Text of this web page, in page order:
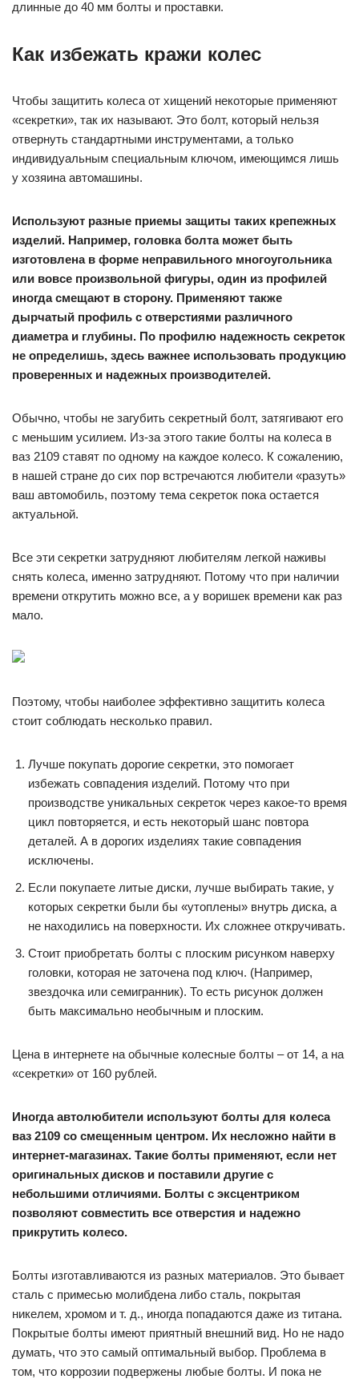
длинные до 40 мм болты и проставки.
Как избежать кражи колес
Чтобы защитить колеса от хищений некоторые применяют
«секретки», так их называют. Это болт, который нельзя
отвернуть стандартными инструментами, а только
индивидуальным специальным ключом, имеющимся лишь
у хозяина автомашины.
Используют разные приемы защиты таких крепежных
изделий. Например, головка болта может быть
изготовлена в форме неправильного многоугольника
или вовсе произвольной фигуры, один из профилей
иногда смещают в сторону. Применяют также
дырчатый профиль с отверстиями различного
диаметра и глубины. По профилю надежность секреток
не определишь, здесь важнее использовать продукцию
проверенных и надежных производителей.
Обычно, чтобы не загубить секретный болт, затягивают его
с меньшим усилием. Из-за этого такие болты на колеса в
ваз 2109 ставят по одному на каждое колесо. К сожалению,
в нашей стране до сих пор встречаются любители «разуть»
ваш автомобиль, поэтому тема секреток пока остается
актуальной.
Все эти секретки затрудняют любителям легкой наживы
снять колеса, именно затрудняют. Потому что при наличии
времени открутить можно все, а у воришек времени как раз
мало.
Поэтому, чтобы наиболее эффективно защитить колеса
стоит соблюдать несколько правил.
Лучше покупать дорогие секретки, это помогает
избежать совпадения изделий. Потому что при
производстве уникальных секреток через какое-то время
цикл повторяется, и есть некоторый шанс повтора
деталей. А в дорогих изделиях такие совпадения
исключены.
Если покупаете литые диски, лучше выбирать такие, у
которых секретки были бы «утоплены» внутрь диска, а
не находились на поверхности. Их сложнее откручивать.
Стоит приобретать болты с плоским рисунком наверху
головки, которая не заточена под ключ. (Например,
звездочка или семигранник). То есть рисунок должен
быть максимально необычным и плоским.
Цена в интернете на обычные колесные болты – от 14, а на
«секретки» от 160 рублей.
Иногда автолюбители используют болты для колеса
ваз 2109 со смещенным центром. Их несложно найти в
интернет-магазинах. Такие болты применяют, если нет
оригинальных дисков и поставили другие с
небольшими отличиями. Болты с эксцентриком
позволяют совместить все отверстия и надежно
прикрутить колесо.
Болты изготавливаются из разных материалов. Это бывает
сталь с примесью молибдена либо сталь, покрытая
никелем, хромом и т. д., иногда попадаются даже из титана.
Покрытые болты имеют приятный внешний вид. Но не надо
думать, что это самый оптимальный выбор. Проблема в
том, что коррозии подвержены любые болты. И пока не